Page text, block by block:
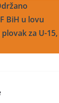
BiH u lovu
za U-15,